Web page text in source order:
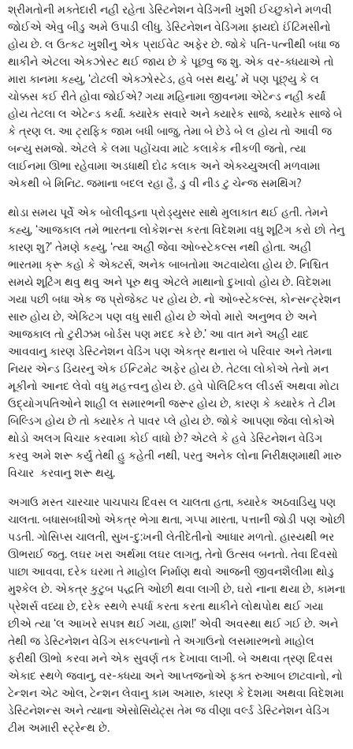
શ્રીમતોની મક્તેદારી નહીં રહેતા ડેસ્ટિનેશન વેડિંગની ખુશી ઈચ્છુકોને મળવી
જોઈએ એવુ બીડુ અમે ઉપાડી લીધુ. ડેસ્ટિનેશન વેડિંગમા ફાયદો ઈંટિમસીનો
હોય છે. લ ઉત્કટ ખુશીનુ એક પ્રાઈવેટ અફેર છે. જોકે પતિ-પત્નીથી બધા જ
થાકીને એટલા એકઝોસ્ટ થઈ જાય છે કે પૂછવુ જ શુ. એક વર-ક્ધયાએ તો
મારા કાનમા કહ્યુ, ‘ટોટલી એક્ઝોસ્ટેડ, હવે બસ થયુ.’ મેં પણ પૂછ્યુ કે લ
ચોક્કસ કઈ રીતે હોવા જોઈએ? ગયા મહિનામા જીવનમા એટેન્ડ નહીં કર્યાં
હોય તેટલા લ એટેન્ડ કર્યાં. ક્યારેક સવારે અને ક્યારેક સાજે, ક્યારેક સાજે બે
કે ત્રણ લ. આ ટ્રાફિક જામ બધી બાજુ, તેમા બે છેડે બે લ હોય તો આવી જ
બન્યુ સમજો. એટલે કે લમા પહોંચવા માટે કલાકેક નીકળી જતો, ત્યા
લાઈનમા ઊભા રહેવામા અડધાથી દોઢ કલાક અને એક્ચ્યુઅલી મળવામા
એકથી બે મિનિટ. જમાના બદલ રહા હૈ, ડુ વી નીડ ટુ ચેન્જ સમથિંગ?
થોડા સમય પૂર્વે એક બોલીવૂડના પ્રોડ્યુસર સાથે મુલાકાત થઈ હતી. તેમને
કહ્યુ, ‘આજકાલ તમે ભારતના લોકેશન્સ કરતા વિદેશમા વધુ શૂટિંગ કરો છો તેનુ
કારણ શુ?’ તેમણે કહ્યુ, ‘ત્યા અહીં જેવા ઓબ્સ્ટેકલ્સ નથી હોતા. અહીં
ભારતમા ક્રૂ કહો કે એક્ટર્સ, અનેક બાબતોમા અટવાયેલા હોય છે. નિશ્ચિત
સમયે શૂટિંગ થવુ થવુ અને પૂરુ થવુ એટલે માથાનો દુખાવો હોય છે. વિદેશમા
ગયા પછી બધા એક જ પ્રોજેક્ટ પર હોય છે. નો ઓબ્સ્ટેકલ્સ, કોન્સન્ટ્રેશન
સારુ હોય છે, એક્ટિગ પણ વધુ સારી હોય છે એવો મારો અનુભવ છે અને
આજકાલ તો ટુરીઝમ બોર્ડસ પણ મદદ કરે છે.’ આ વાત મને અહીં યાદ
આવવાનુ કારણ ડેસ્ટિનેશન વેડિંગ પણ એકત્ર થનારા બે પરિવાર અને તેમના
નિયર એન્ડ ડિયરનુ એક ઈન્ટિમેટ અફેર હોય છે. તેટલા લોકોએ તેનો મન
મૂકીનો આનદ લેવો વધુ મહત્ત્વનુ હોય છે. હવે પોલિટિકલ લીડર્સ અથવા મોટા
ઉદ્યોગપતિઓને શાહી લ સમારભની જરૂર હોય છે, કારણ કે ક્યારેક તે ટીમ
બિલ્ડિગ હોય છે તો ક્યારેક તે પાવર પ્લે હોય છે. જોકે આપણા જેવા લોકોએ
થોડો અલગ વિચાર કરવામા કોઈ વાધો છે? એટલે કે હવે ડેસ્ટિનેશન વેડિંગ
કરવુ અમે શરૂ કર્યું તેથી હુ કહેતી નથી, પરતુ અનેક લોના નિરીક્ષણમાથી મારુ
વિચાર કરવાનુ શરૂ થયુ.
અગાઉ મસ્ત ચારચાર પાચપાચ દિવસ લ ચાલતા હતા, ક્યારેક અઠવાડિયુ પણ
ચાલતા. બધાસબધીઓ એકત્ર ભેગા થતા, ગપ્પા મારતા, પત્તાની જોડી પણ ઓછી
પડતી. ગોસિપ્સ ચાલતી, સુખ-દુ:ખની લેતીદેતીનો આધાર મળતો. હાસ્યથી ભર
ઊભરાઈ જતુ. લઘર ખરા અર્થમા લઘર લાગતુ, તેનો ઉત્સવ બનતો. તેવા દિવસો
પાછા આવવા, દરેક ઘરમા તે માહોલ નિર્માણ થવો આજની જીવનશૈલીમા થોડુ
મુશ્કેલ છે. એકત્ર કુટુબ પદ્ધતિ ઓછી થવા લાગી છે, ઘરો નાના થયા છે, કામના
પ્રેશર્સ વધ્યા છે, દરેક સ્થળે સ્પર્ધા કરતા કરતા થાકીને લોથપોથ થઈ ગયા
છીએ ત્યા ‘લ આખરે સપન્ન થઈ ગયા, હાશ!’ એવી અવસ્થા થઈ ગઈ છે. અને
તેથી જ ડેસ્ટિનેશન વેડિંગ સકલ્પનાનો તે અગાઉનો લસમારભનો માહોલ
ફરીથી ઊભો કરવા મને એક સુવર્ણ તક દેખાવા લાગી. બે અથવા ત્રણ દિવસ
એકાદ સ્થળે જવાનુ, વર-ક્ધયા અને આપ્તજનોએ ફક્ત રુઆબ છાટવાનો, નો
ટેન્શન એટ ઓલ, ટેન્શન લેવાનુ કામ અમારુ, કારણ કે દેશમા અથવા વિદેશમા
ડેસ્ટિનેશન્સ અને ત્યાના એસોસિયેટ્સ તેમ જ વીણા વર્લ્ડ ડેસ્ટિનેશન વેડિંગ
ટીમ અમારી સ્ટ્રેન્થ છે.